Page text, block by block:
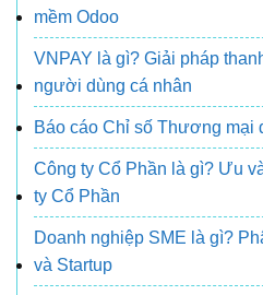
mềm Odoo
VNPAY là gì? Giải pháp
người dùng cá nhân
Báo cáo Chỉ số Thương mại
Công ty Cổ Phần là gì? Ưu
ty Cổ Phần
Doanh nghiệp SME là gì?
và Startup